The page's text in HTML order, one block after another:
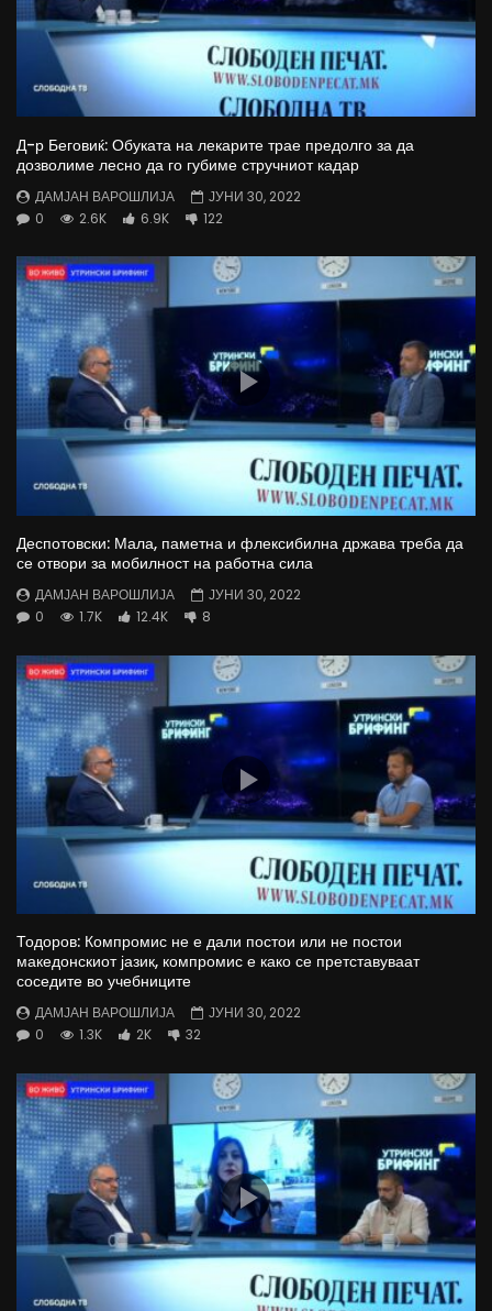
Д-р Беговиќ: Обуката на лекарите трае предолго за да
дозволиме лесно да го губиме стручниот кадар
ДАМЈАН ВАРОШЛИЈА
ЈУНИ 30, 2022
0
2.6K 6.9K 122
Деспотовски: Мала, паметна и флексибилна држава треба да
се отвори за мобилност на работна сила
ДАМЈАН ВАРОШЛИЈА
ЈУНИ 30, 2022
0
1.7K 12.4K 8
Тодоров: Компромис не е дали постои или не постои
македонскиот јазик, компромис е како се претставуваат
соседите во учебниците
ДАМЈАН ВАРОШЛИЈА
ЈУНИ 30, 2022
0
1.3K 2K 32